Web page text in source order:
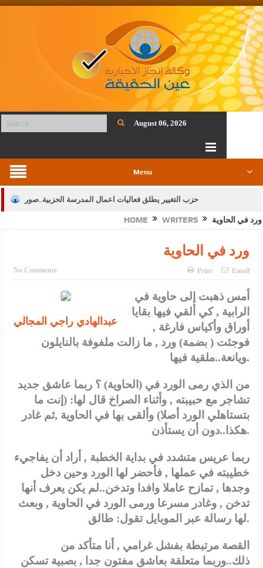
August 06, 2026
Menu
حزب التغيير يطلق فعاليات اعمال المدرسة الحزبية..صور
الجيش يفتح باب التجنيد لحملة البكالوريوس في الحقوق والقانون
بيان اجتماع عمّان:دعم الوصاية الهاشمية التاريخية على المقدسات
الأمن يتلف 16 مليون حبة كبتاجون و1480 كغم مواد مخدرة
النواب يقر مشروع تعديل قانون الملكية العقارية
القاضي يلتقي رؤساء تحرير الصحف اليومية ويؤكد حرص مجلس النواب
دعوة المكلفين بخدمة العلم (الدفعة الثالثة) إلى مراجعة منصة خدمة
العلم
الملك يلتقي مجموعة من رفاق السلاح
القاضي محمود أحمد فريحات.. مبارك ومزيدا من التوفيق
HOME WRITERS ورد في الحاوية
ورد في الحاوية
No Comments Print Email
عبدالهادي راجي المجالي
أمس ذهبت إلى حاوية في
الرابية , كي ألقي فيها بقايا
أوراق وأكياس فارغة ,
فوجئت ( بضمة) ورد , ما زالت ملفوفة بالنايلون
ويانعة..ملقية فيها.
من الذي رمى الورد في (الحاوية) ؟ ربما عاشق جديد
تشاجر مع حبيبته , وأثناء الصراخ قال لها: (إنت ما
بتستاهلي الورد أصلا) وألقى بها في الحاوية ,ثم غادر
هكذا..دون أن يستأذن.
ربما عريس متشدد في بداية الخطبة , أراد أن يفاجيء
خطيبته في عملها , فأحضر لها الورد وحين دخل
وجدها , تمازح عاملا وافدا وتدخن..لم يكن يعرف أنها
تدخن , وغادر مسرعا ورمى الورد في الحاوية , وبعث
لها رسالة عبر الموبايل تقول: طالق.
القصة مرتبطة بفشل غرامي , أنا متأكد من
ذلك..وربما متعلقة بعاشق مفتون جدا , بصبية تسكن